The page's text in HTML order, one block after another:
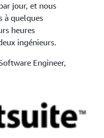
jour, et nous
à quelques
heures
ingénieurs.
Engineer,